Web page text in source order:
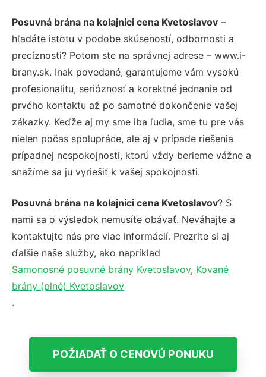
Posuvná brána na kolajnici cena Kvetoslavov –
hľadáte istotu v podobe skúseností, odbornosti a
precíznosti? Potom ste na správnej adrese – www.i-
brany.sk. Inak povedané, garantujeme vám vysokú
profesionalitu, serióznosť a korektné jednanie od
prvého kontaktu až po samotné dokončenie vašej
zákazky. Keďže aj my sme iba ľudia, sme tu pre vás
nielen počas spolupráce, ale aj v prípade riešenia
prípadnej nespokojnosti, ktorú vždy berieme vážne a
snažíme sa ju vyriešiť k vašej spokojnosti.
Posuvná brána na kolajnici cena Kvetoslavov? S
nami sa o výsledok nemusíte obávať. Neváhajte a
kontaktujte nás pre viac informácií. Prezrite si aj
ďalšie naše služby, ako napríklad
Samonosné posuvné brány Kvetoslavov, Kované
brány (plné) Kvetoslavov
.
POŽIADAŤ O CENOVÚ PONUKU